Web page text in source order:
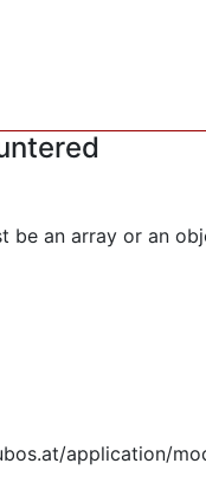
be an array or an
application/